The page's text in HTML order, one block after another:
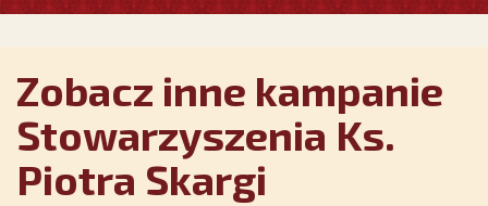
Zobacz inne kampanie
Stowarzyszenia Ks.
Piotra Skargi